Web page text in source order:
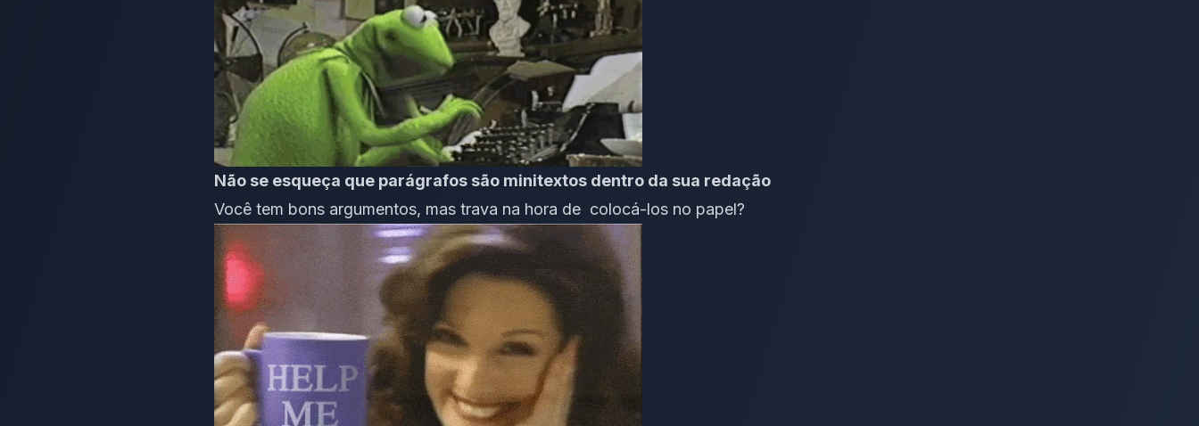
Não se esqueça que parágrafos são minitextos dentro da sua redação
Você tem bons argumentos, mas trava na hora de colocá-los no papel?